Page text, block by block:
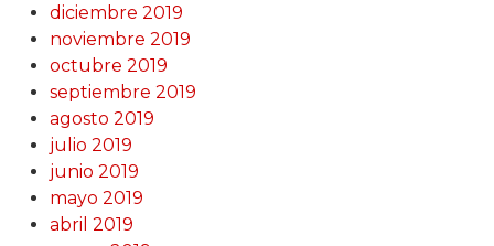
diciembre 2019
noviembre 2019
octubre 2019
septiembre 2019
agosto 2019
julio 2019
junio 2019
mayo 2019
abril 2019